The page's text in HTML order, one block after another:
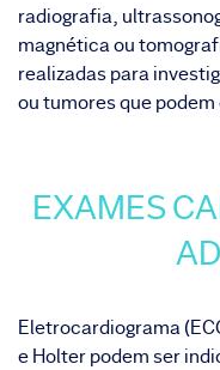
radiografia,
magnética ou
realizadas para
ou tumores que
EXAMES
Eletrocardiograma
eHolterpodem ser